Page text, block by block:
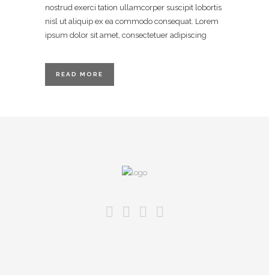
nostrud exerci tation ullamcorper suscipit lobortis
nisl ut aliquip ex ea commodo consequat. Lorem
ipsum dolor sit amet, consectetuer adipiscing
READ MORE